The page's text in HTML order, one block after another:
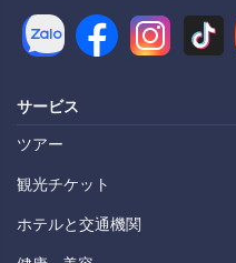
サービス
ツアー
観光チケット
ホテルと交通機関